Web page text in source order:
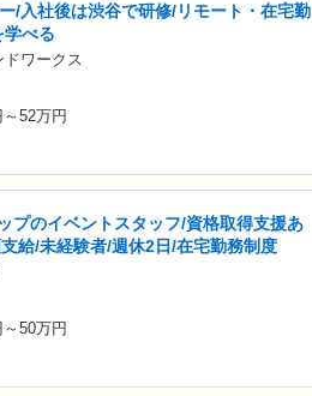
/入社後は渋谷で研修/リモート・在宅勤
学べる
ワークス
52万円
プのイベントスタッフ/資格取得支援あ
給/未経験者/週休2日/在宅勤務制度
50万円